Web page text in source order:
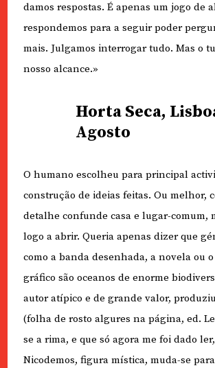
damos respostas. É apenas um jogo de
respondemos para a seguir poder
mais. Julgamos interrogar tudo. Mas o
nosso alcance.»
Horta Seca,
Agosto
O humano escolheu para principal
construção de ideias feitas. Ou melhor,
detalhe confunde casa e lugar-comum,
logo a abrir. Queria apenas dizer que
como a banda desenhada, a novela ou
gráfico são oceanos de enorme
autor atípico e de grande valor,
(folha de rosto algures na página, ed.
se a rima, e que só agora me foi dado
Nicodemos, figura mística, muda-se